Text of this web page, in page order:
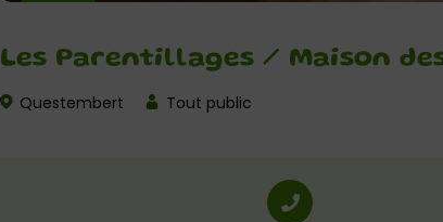
Les Parentillages / Maison
Questembert Tout public